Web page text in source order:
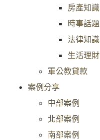
房產知識
時事話題
法律知識
生活理財
軍公教貸款
案例分享
中部案例
北部案例
南部案例